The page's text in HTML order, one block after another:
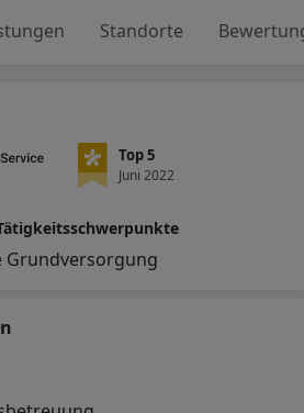
Standorte
Top 5
Juni 2022
Grundversorgung